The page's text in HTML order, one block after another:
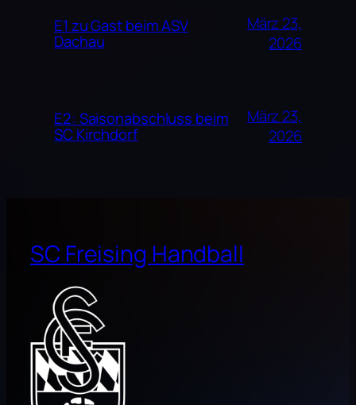
E1 zu Gast beim ASV
Dachau
März 23,
2026
E2: Saisonabschluss beim
SC Kirchdorf
März 23,
2026
SC Freising Handball